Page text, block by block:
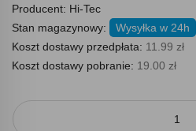
Producent: Hi-Tec
Stan magazynowy:
Wysyłka w 24h
Koszt dostawy przedpłata: 11.99 zł
Koszt dostawy pobranie: 19.00 zł